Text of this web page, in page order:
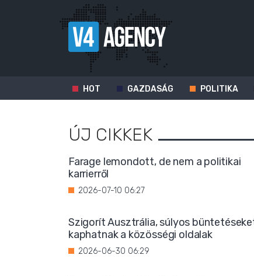
HOT GAZDASÁG POLITIKA
ÚJ CIKKEK
Farage lemondott, de nem a politikai
karrierről
2026-07-10 06:27
Szigorít Ausztrália, súlyos
kaphatnak a közösségi oldalak
2026-06-30 06:29